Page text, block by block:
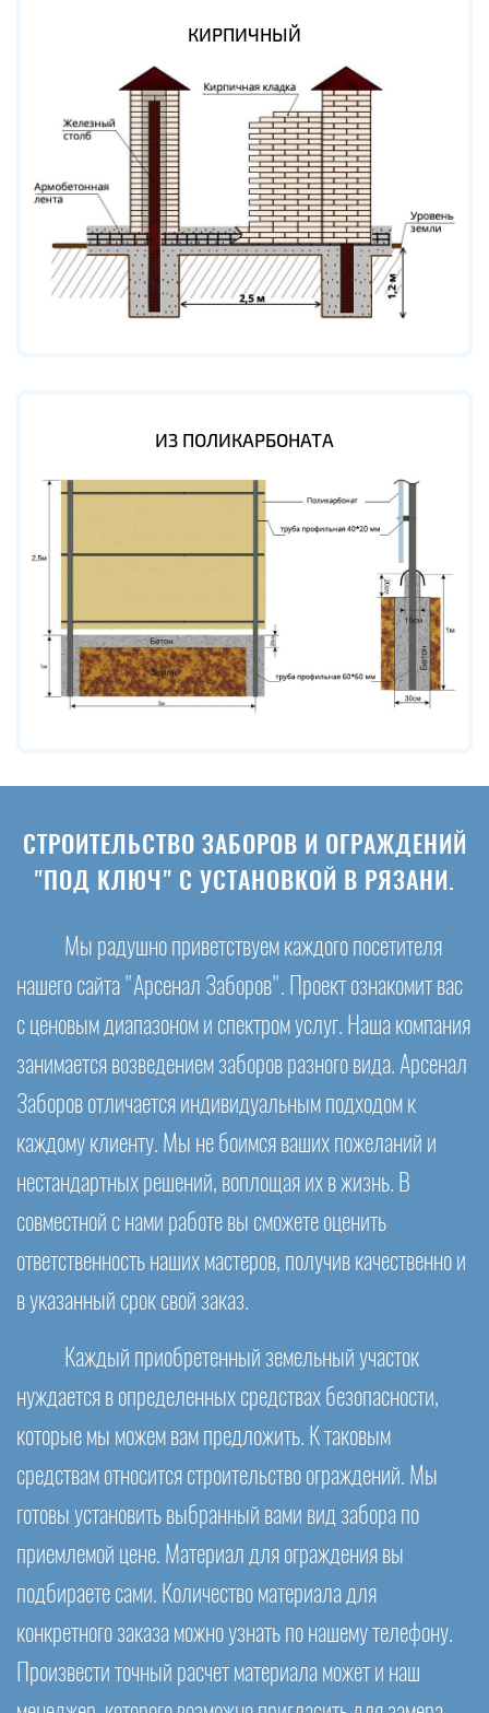
КИРПИЧНЫЙ
ИЗ ПОЛИКАРБОНАТА
СТРОИТЕЛЬСТВО ЗАБОРОВ И ОГРАЖДЕНИЙ
"ПОД КЛЮЧ" С УСТАНОВКОЙ В РЯЗАНИ.
Мы радушно приветствуем каждого посетителя
нашего сайта "Арсенал Заборов". Проект ознакомит вас
с ценовым диапазоном и спектром услуг. Наша компания
занимается возведением заборов разного вида. Арсенал
Заборов отличается индивидуальным подходом к
каждому клиенту. Мы не боимся ваших пожеланий и
нестандартных решений, воплощая их в жизнь. В
совместной с нами работе вы сможете оценить
ответственность наших мастеров, получив качественно и
в указанный срок свой заказ.
Каждый приобретенный земельный участок
нуждается в определенных средствах безопасности,
которые мы можем вам предложить. К таковым
средствам относится строительство ограждений. Мы
готовы установить выбранный вами вид забора по
приемлемой цене. Материал для ограждения вы
подбираете сами. Количество материала для
конкретного заказа можно узнать по нашему телефону.
Произвести точный расчет материала может и наш